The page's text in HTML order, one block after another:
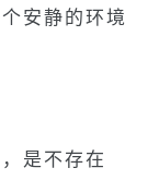
安静的环境
是不存在